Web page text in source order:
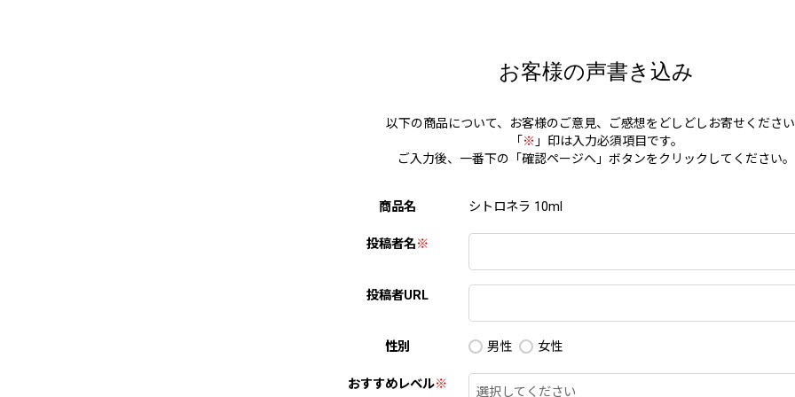
お客様の声書き込み
以下の商品について、お客様のご意見、ご感想をどしどしお寄せくださ
「 ※ 」印は入力必須項目です。
ご入力後、一番下の「確認ページへ」ボタンをクリックしてください。
商品名 シトロネラ 10ml
投稿者名※
投稿者URL
性別 男性 女性
おすすめレベル※